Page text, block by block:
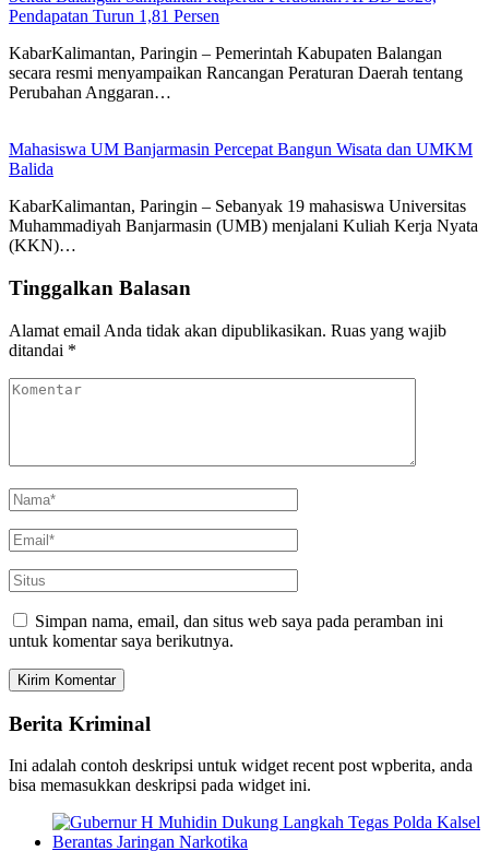
Pendapatan Turun 1,81 Persen
KabarKalimantan, Paringin – Pemerintah Kabupaten Balangan
secara resmi menyampaikan Rancangan Peraturan Daerah tentang
Perubahan Anggaran…
Mahasiswa UM Banjarmasin Percepat Bangun Wisata dan UMKM
Balida
KabarKalimantan, Paringin – Sebanyak 19 mahasiswa Universitas
Muhammadiyah Banjarmasin (UMB) menjalani Kuliah Kerja Nyata
(KKN)…
Tinggalkan Balasan
Alamat email Anda tidak akan dipublikasikan. Ruas yang wajib
ditandai *
Simpan nama, email, dan situs web saya pada peramban ini
untuk komentar saya berikutnya.
Berita Kriminal
Ini adalah contoh deskripsi untuk widget recent post wpberita, anda
bisa memasukkan deskripsi pada widget ini.